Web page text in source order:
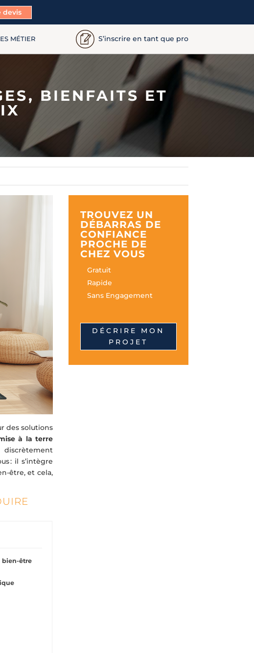
devis
MÉTIER S’inscrire en tant que pro
BIENFAITS ET
des solutions
à la terre
: il s’intègre
être, et cela,
bien-être
TROUVEZ UN
DÉBARRAS DE
CONFIANCE
PROCHE DE
CHEZ VOUS
Gratuit
Rapide
Sans Engagement
DÉCRIRE MON
PROJET